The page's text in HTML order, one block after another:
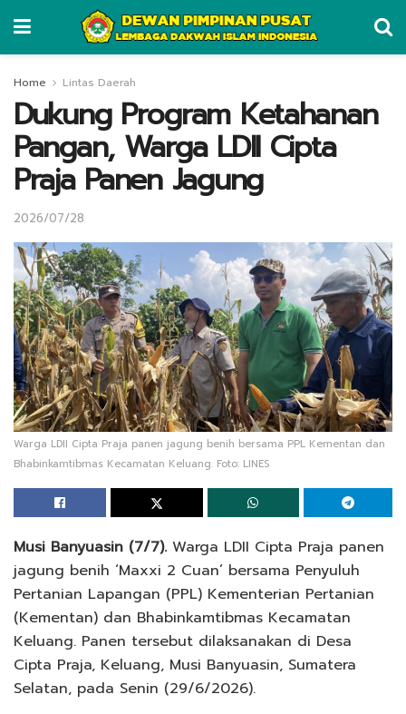
Home Lintas Daerah
Dukung Program Ketahanan
Pangan, Warga LDII Cipta
Praja Panen Jagung
2026/07/28
Warga LDII Cipta Praja panen jagung benih bersama PPL Kementan dan
Bhabinkamtibmas Kecamatan Keluang. Foto: LINES
Musi Banyuasin (7/7).Warga LDII Cipta Praja panen
jagung benih ‘Maxxi 2 Cuan’ bersama Penyuluh
Pertanian Lapangan (PPL) Kementerian Pertanian
(Kementan) dan Bhabinkamtibmas Kecamatan
Keluang. Panen tersebut dilaksanakan di Desa
Cipta Praja, Keluang, Musi Banyuasin, Sumatera
Selatan, pada Senin (29/6/2026).